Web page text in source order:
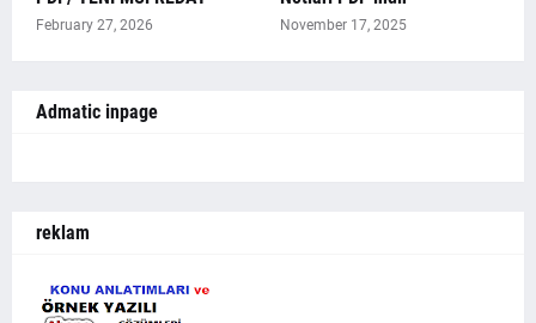
February 27, 2026 November 17, 2025
Admatic inpage
reklam